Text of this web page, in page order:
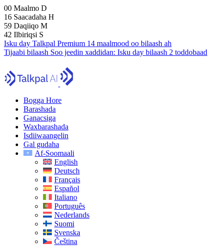
00 Maalmo D
16 Saacadaha H
59 Daqiiqo M
41 Ilbiriqsi S
Isku day Talkpal Premium 14 maalmood oo bilaash ah
Tijaabi bilaash Soo jeedin xaddidan: Isku day bilaash 2 toddobaad
Bogga Hore
Barashada
Ganacsiga
Waxbarashada
Isdiiwaangelin
Gal gudaha
Af-Soomaali
English
Deutsch
Français
Español
Italiano
Português
Nederlands
Suomi
Svenska
Čeština